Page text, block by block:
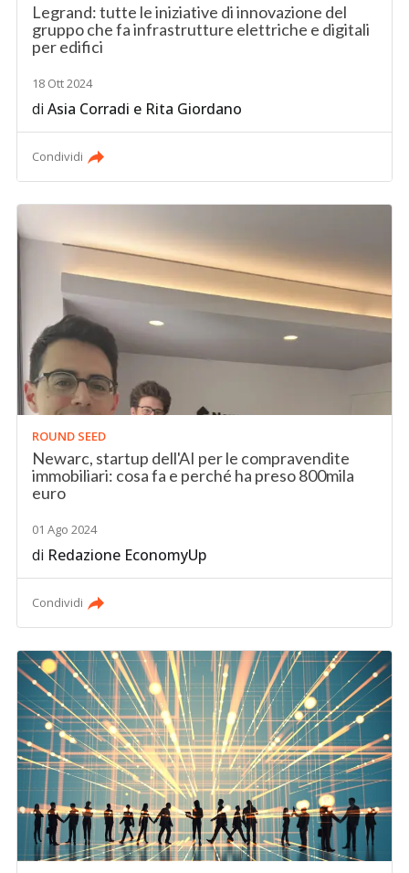
Legrand: tutte le iniziative di innovazione del
gruppo che fa infrastrutture elettriche e digitali
per edifici
18 Ott 2024
diAsia Corradi e Rita Giordano
Condividi
ROUND SEED
Newarc, startup dell'AI per le compravendite
immobiliari: cosa fa e perché ha preso 800mila
euro
01 Ago 2024
di Redazione EconomyUp
Condividi